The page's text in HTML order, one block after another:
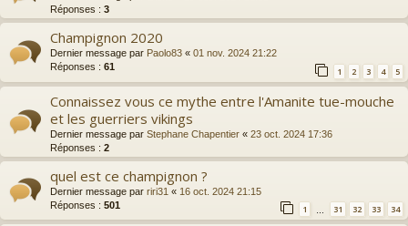
Réponses : 3
Champignon 2020
Dernier message par Paolo83 « 01 nov. 2024 21:22
Réponses : 61 1 2 3 4 5
Connaissez vous ce mythe entre l'Amanite tue-mouche
et les guerriers vikings
Dernier message par Stephane Chapentier « 23 oct. 2024 17:36
Réponses : 2
quel est ce champignon ?
Dernier message par riri31 « 16 oct. 2024 21:15
Réponses : 501 1 … 31 32 33 34